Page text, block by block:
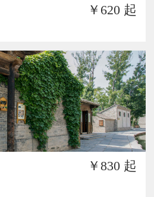
￥620 起
￥830 起